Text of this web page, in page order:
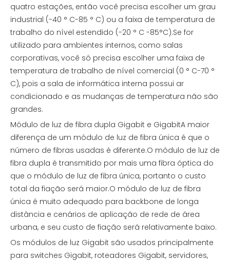
quatro estações, então você precisa escolher um grau
industrial (-40 ° C-85 ° C) ou a faixa de temperatura de
trabalho do nível estendido (-20 ° C -85°C).Se for
utilizado para ambientes internos, como salas
corporativas, você só precisa escolher uma faixa de
temperatura de trabalho de nível comercial (0 ° C-70 °
C), pois a sala de informática interna possui ar
condicionado e as mudanças de temperatura não são
grandes.
Módulo de luz de fibra dupla Gigabit e GigabitA maior
diferença de um módulo de luz de fibra única é que o
número de fibras usadas é diferente.O módulo de luz de
fibra dupla é transmitido por mais uma fibra óptica do
que o módulo de luz de fibra única, portanto o custo
total da fiação será maior.O módulo de luz de fibra
única é muito adequado para backbone de longa
distância e cenários de aplicação de rede de área
urbana, e seu custo de fiação será relativamente baixo.
Os módulos de luz Gigabit são usados ​​principalmente
para switches Gigabit, roteadores Gigabit, servidores,